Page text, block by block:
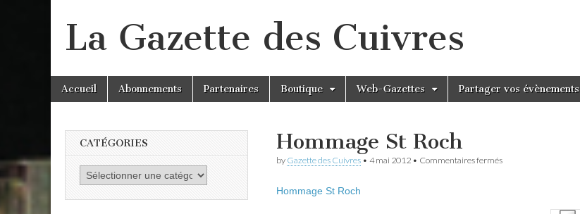
La Gazette des Cuivres
Main
menu
Skip
Accueil Abonnements Partenaires Boutique Web-Gazettes Partager vos évènements
Hommage St Roch
by Gazette des Cuivres • 4 mai 2012 • Commentaires ferméssur
Hommage St Roch
CATÉGORIES
Catégories